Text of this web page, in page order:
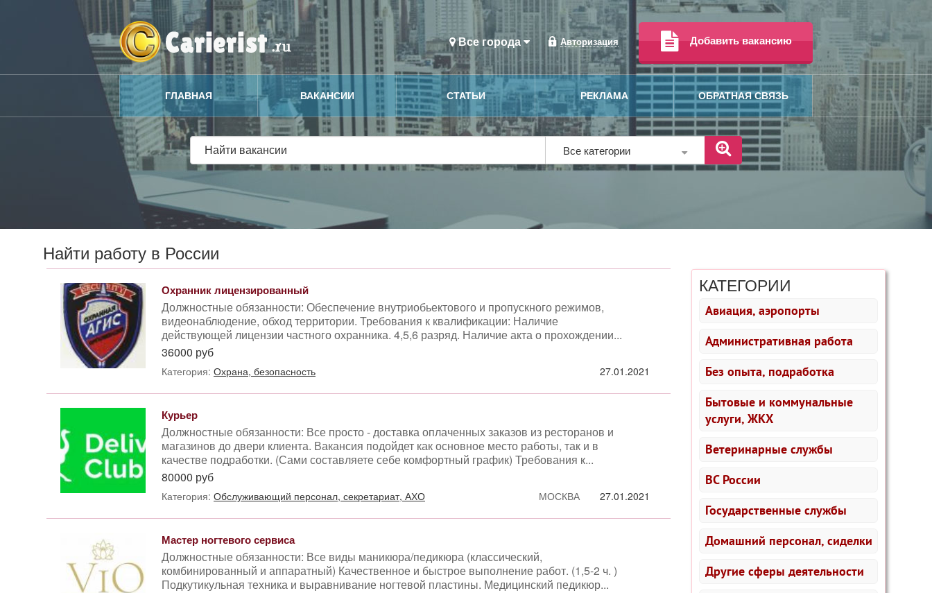
Все города Авторизация Добавить вакансию
ГЛАВНАЯ ВАКАНСИИ СТАТЬИ РЕКЛАМА ОБРАТНАЯ СВЯЗЬ
Все категории
Найти работу в России
КАТЕГОРИИ
Авиация, аэропорты
Административная работа
Без опыта, подработка
Бытовые и коммунальные
услуги, ЖКХ
Ветеринарные службы
ВС России
Государственные службы
Домашний персонал, сиделки
Другие сферы деятельности
Охранник лицензированный
Должностные обязанности: Обеспечение внутриобьектового и пропускного режимов,
видеонаблюдение, обход территории. Требования к квалификации: Наличие
действующей лицензии частного охранника. 4,5,6 разряд. Наличие акта о прохождении...
36000 руб
Категория: Охрана, безопасность 27.01.2021
Курьер
Должностные обязанности: Все просто - доставка оплаченных заказов из ресторанов и
магазинов до двери клиента. Вакансия подойдет как основное место работы, так и в
качестве подработки. (Сами составляете себе комфортный график) Требования к...
80000 руб
Категория: Обслуживающий персонал, секретариат, АХО МОСКВА 27.01.2021
Мастер ногтевого сервиса
Должностные обязанности: Все виды маникюра/педикюра (классический,
комбинированный и аппаратный) Качественное и быстрое выполнение работ. (1,5-2 ч. )
Подкутикульная техника и выравнивание ногтевой пластины. Медицинский педикюр...